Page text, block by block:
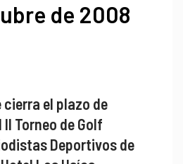
de 2008
cierra el plazo de
Torneo de Golf
Deportivos de